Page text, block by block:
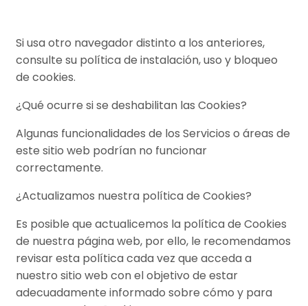
Si usa otro navegador distinto a los anteriores,
consulte su política de instalación, uso y bloqueo
de cookies.
¿Qué ocurre si se deshabilitan las Cookies?
Algunas funcionalidades de los Servicios o áreas de
este sitio web podrían no funcionar
correctamente.
¿Actualizamos nuestra política de Cookies?
Es posible que actualicemos la política de Cookies
de nuestra página web, por ello, le recomendamos
revisar esta política cada vez que acceda a
nuestro sitio web con el objetivo de estar
adecuadamente informado sobre cómo y para